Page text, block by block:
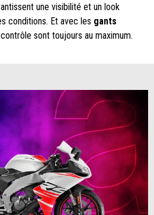
une visibilité et un look
conditions. Et avec les gants
sont toujours au maximum.